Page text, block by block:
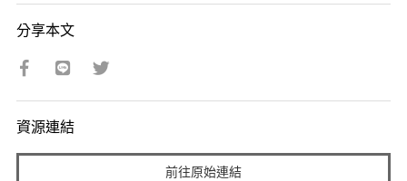
分享本文
資源連結
前往原始連結